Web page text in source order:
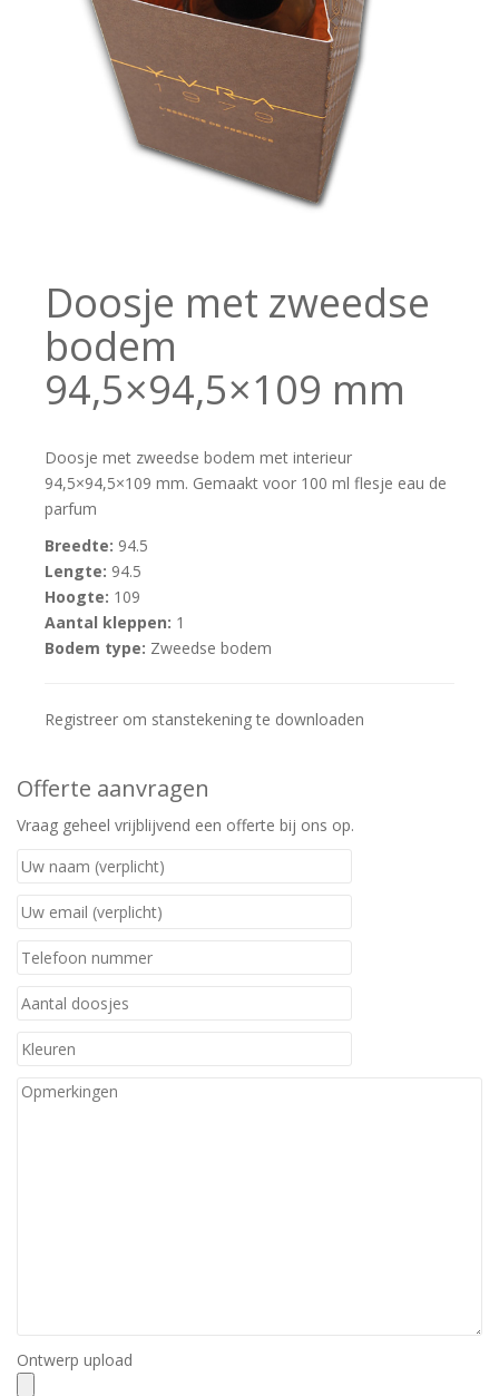
Doosje met zweedse
bodem
94,5×94,5×109 mm
Doosje met zweedse bodem met interieur
94,5×94,5×109 mm. Gemaakt voor 100 ml flesje eau de
parfum
Breedte: 94.5
Lengte: 94.5
Hoogte: 109
Aantal kleppen: 1
Bodem type: Zweedse bodem
Registreer om stanstekening te downloaden
Offerte aanvragen
Vraag geheel vrijblijvend een offerte bij ons op.
Ontwerp upload